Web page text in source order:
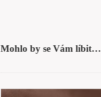
Mohlo by se Vám líbit…